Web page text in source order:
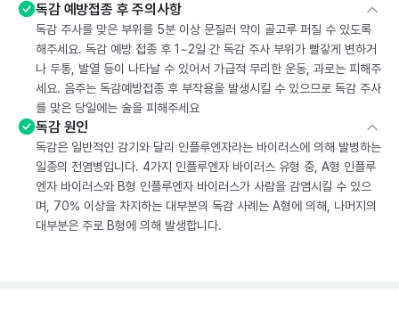
독감 예방접종 후 주의사항
독감 주사를 맞은 부위를 5분 이상 문질러 약이 골고루 퍼질 수 있도록
해주세요. 독감 예방 접종 후 1~2일 간 독감 주사 부위가 빨갛게 변하거
나 두통, 발열 등이 나타날 수 있어서 가급적 무리한 운동, 과로는 피해주
세요. 음주는 독감예방접종 후 부작용을 발생시킬 수 있으므로 독감 주사
를 맞은 당일에는 술을 피해주세요
독감 원인
독감은 일반적인 감기와 달리 인플루엔자라는 바이러스에 의해 발병하는
일종의 전염병입니다. 4가지 인플루엔자 바이러스 유형 중, A형 인플루
엔자 바이러스와 B형 인플루엔자 바이러스가 사람을 감염시킬 수 있으
며, 70% 이상을 차지하는 대부분의 독감 사례는 A형에 의해, 나머지의
대부분은 주로 B형에 의해 발생합니다.